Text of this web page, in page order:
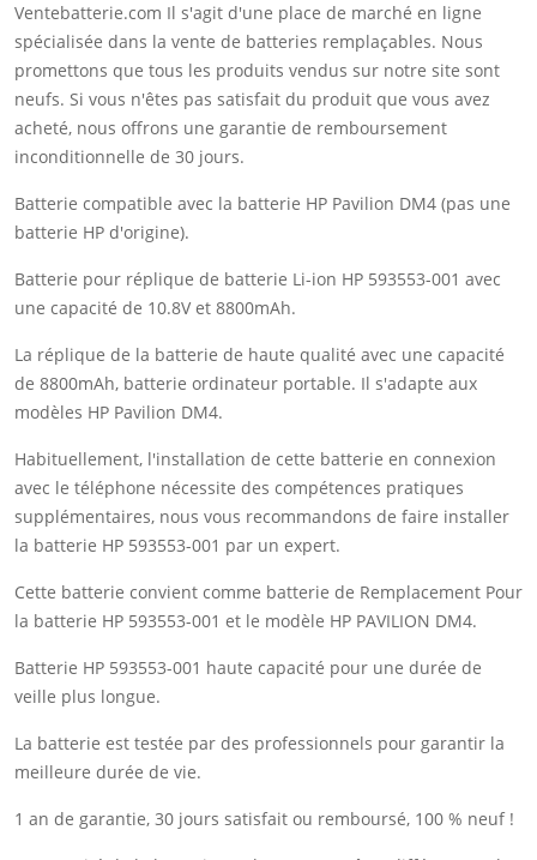
Ventebatterie.com Il s'agit d'une place de marché en ligne
spécialisée dans la vente de batteries remplaçables. Nous
promettons que tous les produits vendus sur notre site sont
neufs. Si vous n'êtes pas satisfait du produit que vous avez
acheté, nous offrons une garantie de remboursement
inconditionnelle de 30 jours.
Batterie compatible avec la batterie HP Pavilion DM4 (pas une
batterie HP d'origine).
Batterie pour réplique de batterie Li-ion HP 593553-001 avec
une capacité de 10.8V et 8800mAh.
La réplique de la batterie de haute qualité avec une capacité
de 8800mAh, batterie ordinateur portable. Il s'adapte aux
modèles HP Pavilion DM4.
Habituellement, l'installation de cette batterie en connexion
avec le téléphone nécessite des compétences pratiques
supplémentaires, nous vous recommandons de faire installer
la batterie HP 593553-001 par un expert.
Cette batterie convient comme batterie de Remplacement Pour
la batterie HP 593553-001 et le modèle HP PAVILION DM4.
Batterie HP 593553-001 haute capacité pour une durée de
veille plus longue.
La batterie est testée par des professionnels pour garantir la
meilleure durée de vie.
1 an de garantie, 30 jours satisfait ou remboursé, 100 % neuf !